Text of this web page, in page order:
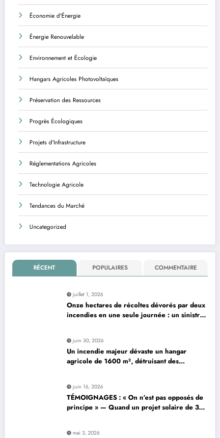
Économie d'Énergie
Énergie Renouvelable
Environnement et Écologie
Hangars Agricoles Photovoltaïques
Préservation des Ressources
Progrès Écologiques
Projets d'Infrastructure
Réglementations Agricoles
Technologie Agricole
Tendances du Marché
Uncategorized
RÉCENT POPULAIRES COMMENTAIRE
juillet 1, 2026
Onze hectares de récoltes dévorés par deux
incendies en une seule journée : un sinistre
juin 30, 2026
Un incendie majeur dévaste un hangar
agricole de 1600 m², détruisant des
juin 16, 2026
TÉMOIGNAGES : « On n’est pas opposés de
principe » — Quand un projet solaire de 37
mai 3, 2026